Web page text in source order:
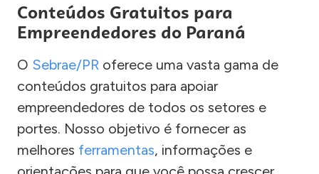
Conteúdos Gratuitos para
Empreendedores do Paraná
O Sebrae/PR oferece uma vasta gama de
conteúdos gratuitos para apoiar
empreendedores de todos os setores e
portes. Nosso objetivo é fornecer as
melhores ferramentas, informações e